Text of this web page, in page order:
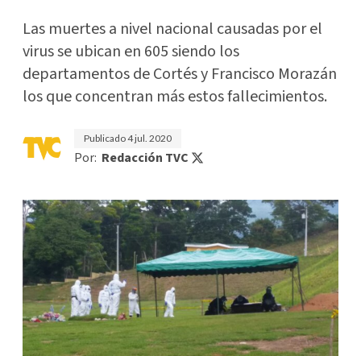
Las muertes a nivel nacional causadas por el
virus se ubican en 605 siendo los
departamentos de Cortés y Francisco Morazán
los que concentran más estos fallecimientos.
Publicado4 jul. 2020
Por: Redacción TVC